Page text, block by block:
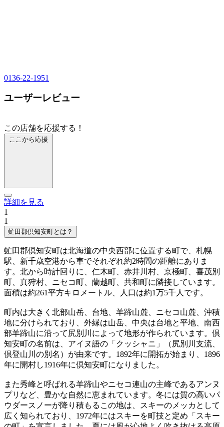
0136-22-1951
ユーザーレビュー
この店舗を応援する！
ここから応援
詳細を見る
1
1
虻田郡倶知安町とは？
虻田郡倶知安町は北海道の中央西部に位置する町で、札幌
駅、新千歳空港から車でそれぞれ約2時間の距離にありま
す。北から時計回りに、仁木町、赤井川村、京極町、喜茂別
町、真狩村、ニセコ町、蘭越町、共和町に隣接しています。
面積は約261平方キロメートル、人口は約1万5千人です。
町内は大きく北部山岳、台地、羊蹄山麓、ニセコ山麓、沖積
地に分けられており、外縁は山岳、中央は台地と平地、南西
部羊蹄山に沿って尻別川によって地形が作られています。倶
知安町の名前は、アイヌ語の「クッシャニ」（尻別川支流、
倶登山川の別名）が由来です。1892年に開拓が始まり、1896
年に開村し1916年に倶知安町になりました。
また秀峰と呼ばれる羊蹄山やニセコ連山の主峰であるアンヌ
プリなど、豊かな自然に恵まれています。冬には質の高いパ
ウダースノーが降り積もるこの地は、スキーのメッカとして
広く知られており、1972年にはスキーを町技と定め「スキー